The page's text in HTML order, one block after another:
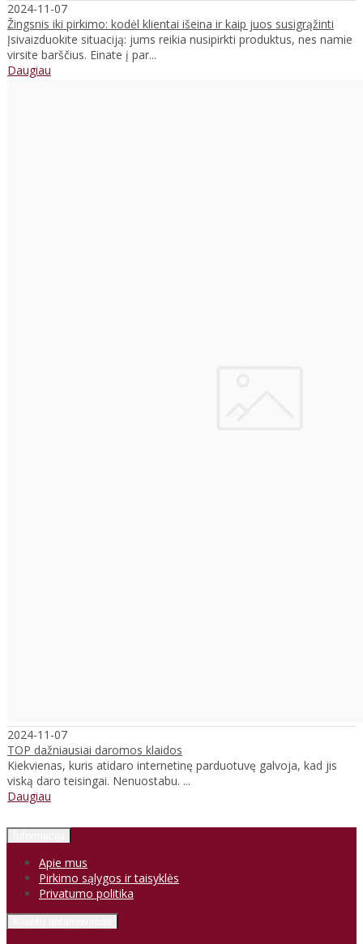
2024-11-07
Žingsnis iki pirkimo: kodėl klientai išeina ir kaip juos susigrąžinti
Įsivaizduokite situaciją: jums reikia nusipirkti produktus, nes namie
virsite barščius. Einate į par...
Daugiau
2024-11-07
TOP dažniausiai daromos klaidos
Kiekvienas, kuris atidaro internetinę parduotuvę galvoja, kad jis
viską daro teisingai. Nenuostabu. ...
Daugiau
Apie mus
Pirkimo sąlygos ir taisyklės
Privatumo politika